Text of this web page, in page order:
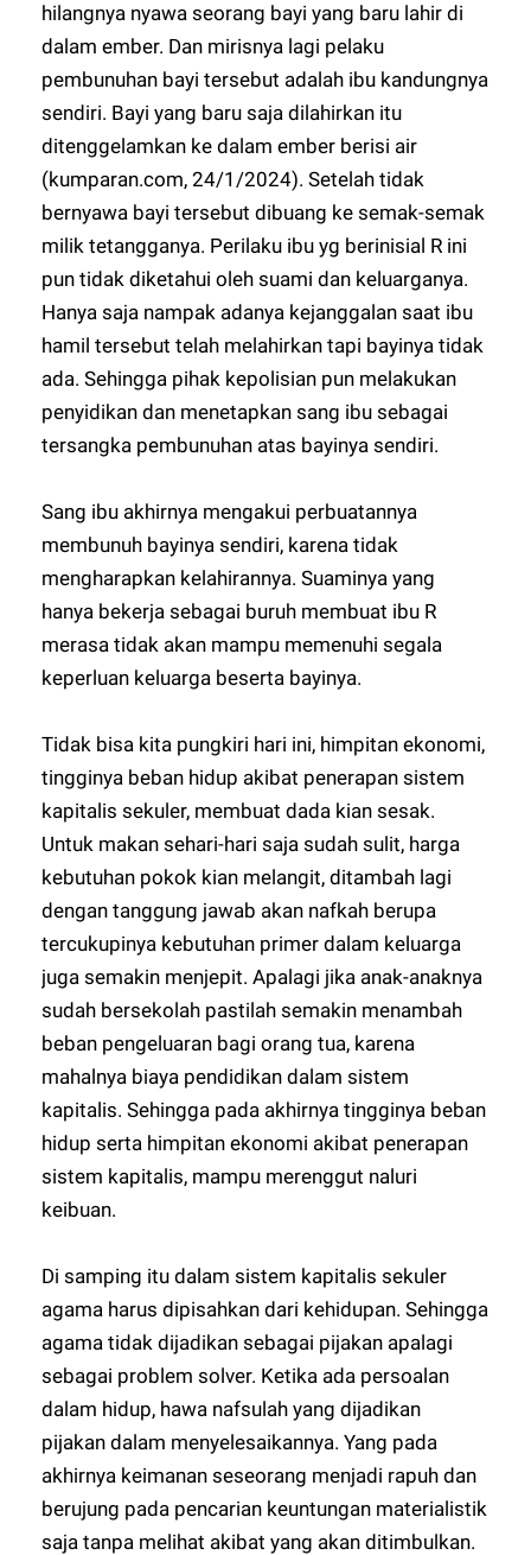
hilangnya nyawa seorang bayi yang baru lahir di
dalam ember. Dan mirisnya lagi pelaku
pembunuhan bayi tersebut adalah ibu kandungnya
sendiri. Bayi yang baru saja dilahirkan itu
ditenggelamkan ke dalam ember berisi air
(kumparan.com, 24/1/2024). Setelah tidak
bernyawa bayi tersebut dibuang ke semak-semak
milik tetangganya. Perilaku ibu yg berinisial R ini
pun tidak diketahui oleh suami dan keluarganya.
Hanya saja nampak adanya kejanggalan saat ibu
hamil tersebut telah melahirkan tapi bayinya tidak
ada. Sehingga pihak kepolisian pun melakukan
penyidikan dan menetapkan sang ibu sebagai
tersangka pembunuhan atas bayinya sendiri.
Sang ibu akhirnya mengakui perbuatannya
membunuh bayinya sendiri, karena tidak
mengharapkan kelahirannya. Suaminya yang
hanya bekerja sebagai buruh membuat ibu R
merasa tidak akan mampu memenuhi segala
keperluan keluarga beserta bayinya.
Tidak bisa kita pungkiri hari ini, himpitan ekonomi,
tingginya beban hidup akibat penerapan sistem
kapitalis sekuler, membuat dada kian sesak.
Untuk makan sehari-hari saja sudah sulit, harga
kebutuhan pokok kian melangit, ditambah lagi
dengan tanggung jawab akan nafkah berupa
tercukupinya kebutuhan primer dalam keluarga
juga semakin menjepit. Apalagi jika anak-anaknya
sudah bersekolah pastilah semakin menambah
beban pengeluaran bagi orang tua, karena
mahalnya biaya pendidikan dalam sistem
kapitalis. Sehingga pada akhirnya tingginya beban
hidup serta himpitan ekonomi akibat penerapan
sistem kapitalis, mampu merenggut naluri
keibuan.
Di samping itu dalam sistem kapitalis sekuler
agama harus dipisahkan dari kehidupan. Sehingga
agama tidak dijadikan sebagai pijakan apalagi
sebagai problem solver. Ketika ada persoalan
dalam hidup, hawa nafsulah yang dijadikan
pijakan dalam menyelesaikannya. Yang pada
akhirnya keimanan seseorang menjadi rapuh dan
berujung pada pencarian keuntungan materialistik
saja tanpa melihat akibat yang akan ditimbulkan.